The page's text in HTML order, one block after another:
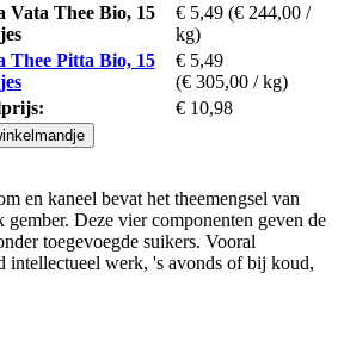
Vata Thee Bio, 15
€ 5,49 (€ 244,00 /
kg)
Thee Pitta Bio, 15
€ 5,49
(€ 305,00 / kg)
€ 10,98
en kaneel bevat het theemengsel van
Deze vier componenten geven de
toegevoegde suikers. Vooral
intellectueel werk, 's avonds of bij koud,